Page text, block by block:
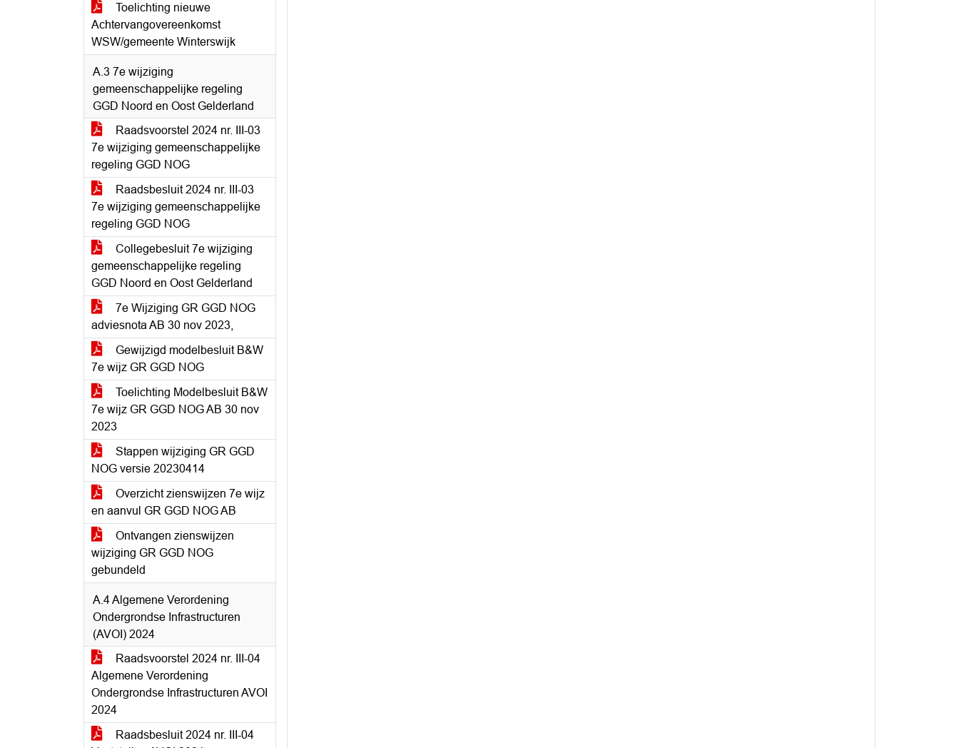
Toelichting nieuwe
Achtervangovereenkomst
WSW/gemeente Winterswijk
A.3 7e wijziging
gemeenschappelijke regeling
GGD Noord en Oost Gelderland
Raadsvoorstel 2024 nr. III-03
7e wijziging gemeenschappelijke
regeling GGD NOG
Raadsbesluit 2024 nr. III-03
7e wijziging gemeenschappelijke
regeling GGD NOG
Collegebesluit 7e wijziging
gemeenschappelijke regeling
GGD Noord en Oost Gelderland
7e Wijziging GR GGD NOG
adviesnota AB 30 nov 2023,
Gewijzigd modelbesluit B&W
7e wijz GR GGD NOG
Toelichting Modelbesluit B&W
7e wijz GR GGD NOG AB 30 nov
2023
Stappen wijziging GR GGD
NOG versie 20230414
Overzicht zienswijzen 7e wijz
en aanvul GR GGD NOG AB
Ontvangen zienswijzen
wijziging GR GGD NOG
gebundeld
A.4 Algemene Verordening
Ondergrondse Infrastructuren
(AVOI) 2024
Raadsvoorstel 2024 nr. III-04
Algemene Verordening
Ondergrondse Infrastructuren AVOI
2024
Raadsbesluit 2024 nr. III-04